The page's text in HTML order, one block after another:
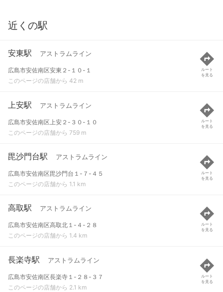
近くの駅
安東駅 アストラムライン
広島市安佐南区安東２-１０-１
このページの店舗から 42 m
ルート
を見る
上安駅 アストラムライン
広島市安佐南区上安２-３０-１０
このページの店舗から 759 m
ルート
を見る
毘沙門台駅 アストラムライン
広島市安佐南区毘沙門台１-７-４５
このページの店舗から 1.1 km
ルート
を見る
高取駅 アストラムライン
広島市安佐南区高取北１-４-２８
このページの店舗から 1.4 km
ルート
を見る
長楽寺駅 アストラムライン
広島市安佐南区長楽寺１-２８-３７
このページの店舗から 2.1 km
ルート
を見る